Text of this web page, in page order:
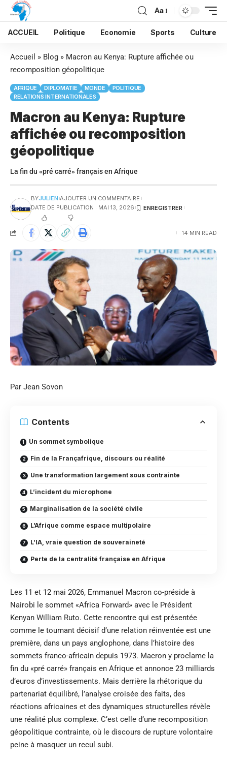
Aa
ACCUEIL Politique Economie Sports Culture
Accueil » Blog » Macron au Kenya: Rupture affichée ou
recomposition géopolitique
AFRIQUE DIPLOMATIE MONDE
POLITIQUE
RELATIONS INTERNATIONALES
Macron au Kenya: Rupture
affichée ou recomposition
géopolitique
La fin du «pré carré» français en Afrique
BYJULIEN AJOUTER UN COMMENTAIRE
DATE DE PUBLICATION : MAI 13, 2026
14 MIN READ
Par Jean Sovon
Contents
Un sommet symbolique
Fin de la Françafrique, discours ou réalité
Une transformation largement sous contrainte
L’incident du microphone
Marginalisation de la société civile
L’Afrique comme espace multipolaire
L’IA, vraie question de souveraineté
Perte de la centralité française en Afrique
Les 11 et 12 mai 2026, Emmanuel Macron co-préside à
Nairobi le sommet «Africa Forward» avec le Président
Kenyan William Ruto. Cette rencontre qui est présentée
comme le tournant décisif d’une relation réinventée est une
première, dans un pays anglophone, dans l’histoire des
sommets franco-africain depuis 1973. Macron y proclame la
fin du «pré carré» français en Afrique et annonce 23 milliards
d’euros d’investissements. Mais derrière la rhétorique du
partenariat équilibré, l’analyse croisée des faits, des
réactions africaines et des dynamiques structurelles révèle
une réalité plus complexe. C’est celle d’une recomposition
géopolitique contrainte, où le discours de rupture volontaire
peine à masquer un recul subi.